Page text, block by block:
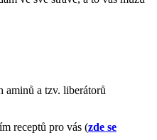
aminů a tzv. liberátorů
receptů pro vás (zde se